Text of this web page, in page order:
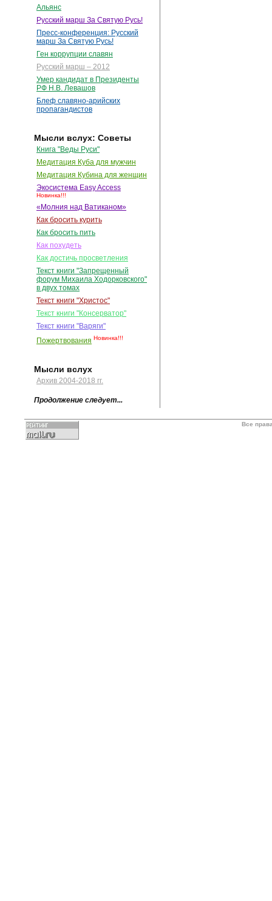
Альянс
Русский марш За Святую Русь!
Пресс-конференция: Русский
марш За Святую Русь!
Ген коррупции славян
Русский марш – 2012
Умер кандидат в Президенты
РФ Н.В. Левашов
Блеф славяно-арийских
пропагандистов
Мысли вслух: Советы
Книга "Веды Руси"
Медитация Куба для мужчин
Медитация Кубина для женщин
Экосистема Easy Access
Новинка!!!
«Молния над Ватиканом»
Как бросить курить
Как бросить пить
Как похудеть
Как достичь просветления
Текст книги "Запрещенный
форум Михаила Ходорковского"
в двух томах
Текст книги "Христос"
Текст книги "Консерватор"
Текст книги "Варяги"
Пожертвования Новинка!!!
Мысли вслух
Архив 2004-2018 гг.
Продолжение следует...
Все